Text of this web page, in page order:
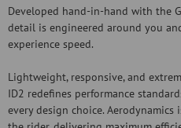
Developed hand-in-hand with the
detail is engineered around you
experience speed.
Lightweight, responsive, and
ID2 redefines performance
every design choice.